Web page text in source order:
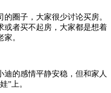
圈子，大家很少讨论买房。
或者买不起房，大家都是想着
。
的感情平静安稳，但和家人
”上。